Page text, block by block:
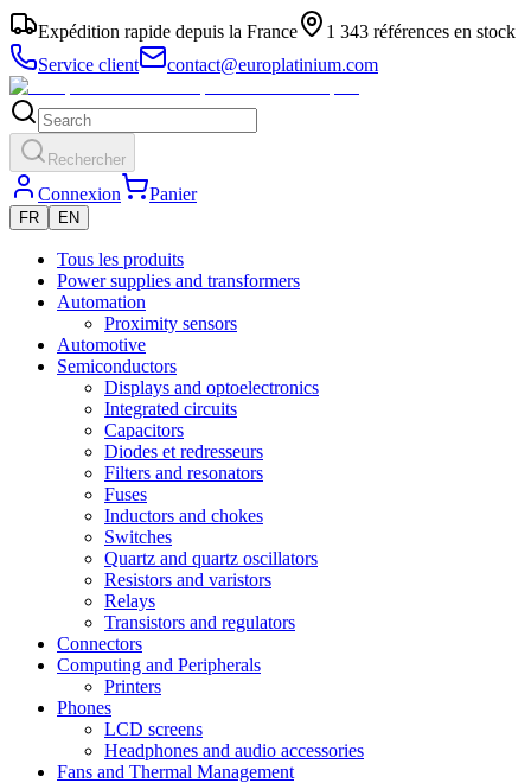
Expédition rapide depuis la France
1 343 références en stock
Service client
contact@europlatinium.com
Rechercher
Connexion Panier
FR EN
Tous les produits
Power supplies and transformers
Automation
Proximity sensors
Automotive
Semiconductors
Displays and optoelectronics
Integrated circuits
Capacitors
Diodes et redresseurs
Filters and resonators
Fuses
Inductors and chokes
Switches
Quartz and quartz oscillators
Resistors and varistors
Relays
Transistors and regulators
Connectors
Computing and Peripherals
Printers
Phones
LCD screens
Headphones and audio accessories
Fans and Thermal Management